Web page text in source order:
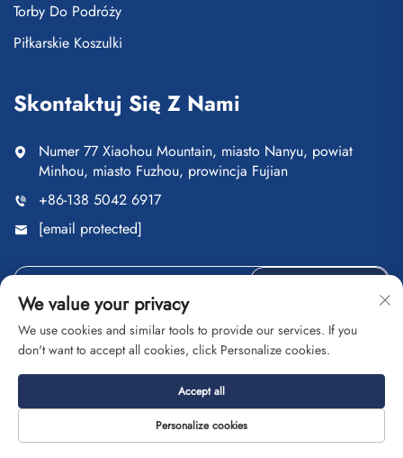
Torby Do Podróży
Piłkarskie Koszulki
Skontaktuj Się Z Nami
Numer 77 Xiaohou Mountain, miasto Nanyu, powiat
Minhou, miasto Fuzhou, prowincja Fujian
+86-138 5042 6917
[email protected]
Copyright © Fuzhou Saipulang Trading Co., Ltd. Wszelkie
Polityka prywatności
O nas Kontakt Usługi
We value your privacy
We use cookies and similar tools to provide our services. If you
don't want to accept all cookies, click Personalize cookies.
Personalize cookies
Accept all